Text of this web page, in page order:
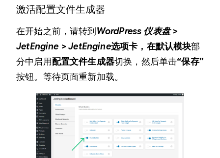
激活配置文件生成器
在开始之前，请转到 WordPress 仪表盘 >
JetEngine > JetEngine选项卡，在默认模块部
分中启用配置文件生成器切换，然后单击“保存”
按钮。等待页面重新加载。